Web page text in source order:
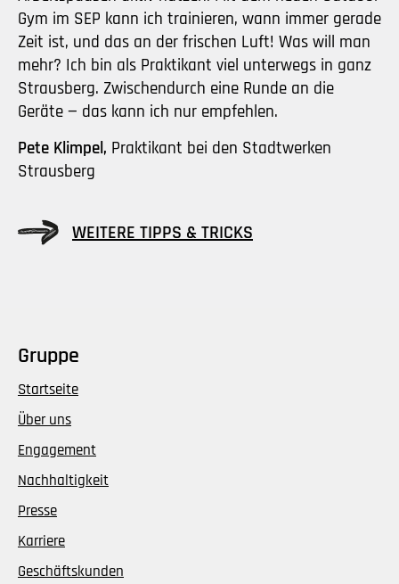
Gym im SEP kann ich trainieren, wann immer gerade
Zeit ist, und das an der frischen Luft! Was will man
mehr? Ich bin als Praktikant viel unterwegs in ganz
Strausberg. Zwischendurch eine Runde an die
Geräte — das kann ich nur empfehlen.
Pete Klimpel, Praktikant bei den Stadtwerken
Strausberg
WEITERE TIPPS & TRICKS
Gruppe
Startseite
Über uns
Engagement
Nachhaltigkeit
Presse
Karriere
Geschäftskunden